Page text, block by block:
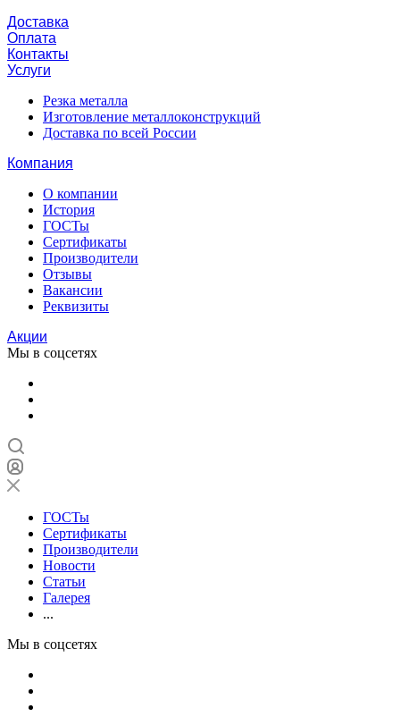
Доставка
Оплата
Контакты
Услуги
Резка металла
Изготовление металлоконструкций
Доставка по всей России
Компания
О компании
История
ГОСТы
Сертификаты
Производители
Отзывы
Вакансии
Реквизиты
Акции
Мы в соцсетях
ГОСТы
Сертификаты
Производители
Новости
Статьи
Галерея
...
Мы в соцсетях